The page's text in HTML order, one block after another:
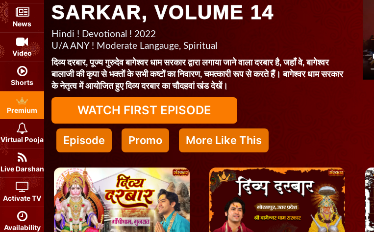
News
Video
Shorts
Premium
Virtual Pooja
Live Darshan
Activate TV
Availability
SARKAR, VOLUME 14
Hindi ! Devotional ! 2022
U/A ANY ! Moderate Langauge, Spiritual
दिव्य दरबार, पूज्य गुरुदेव बागेश्वर धाम सरकार द्वारा लगाया जाने वाला दरबार है, जहाँ वे, बागेश्वर
बालाजी की कृपा से भक्तों के सभी कष्टों का निवारण, चमत्कारी रूप से करते हैं। बागेश्वर धाम सरकार
के नेतृत्व में आयोजित हुए दिव्य दरबार का चौदहवां खंड देखें।
WATCH FIRST EPISODE
Episode Promo More Like This